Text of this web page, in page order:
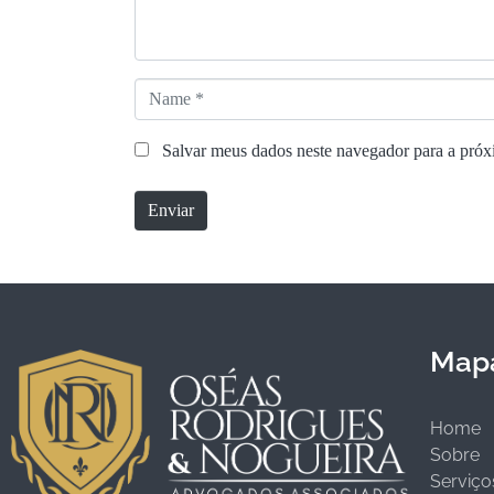
i
o
a
m
*
Salvar meus dados neste navegador para a
Enviar
Home
Sobre